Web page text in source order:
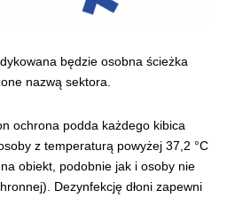
będzie osobna ścieżka
nazwą sektora.
ochrona podda każdego kibica
z temperaturą powyżej 37,2 °C
obiekt, podobnie jak i osoby nie
Dezynfekcję dłoni zapewni